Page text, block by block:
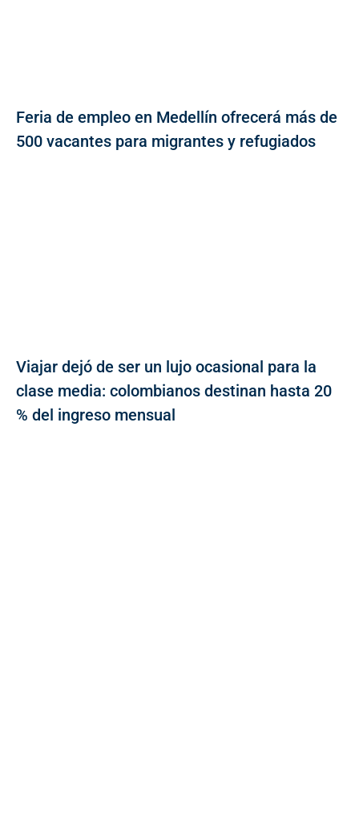
Feria de empleo en Medellín ofrecerá más de
500 vacantes para migrantes y refugiados
Viajar dejó de ser un lujo ocasional para la
clase media: colombianos destinan hasta 20
% del ingreso mensual